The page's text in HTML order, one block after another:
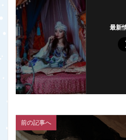
最新
前の記事へ